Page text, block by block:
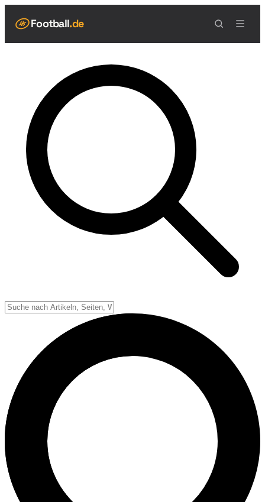
Football.de
Live Scores
Spielplan
Teams
Tabelle
Football Regeln
Punkte & Scoring
Strafen & Fouls
Schiedsrichter
Football Lexikon